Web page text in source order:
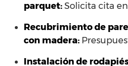
parquet:Solicita cita
Recubrimiento de
con madera:
Instalación de